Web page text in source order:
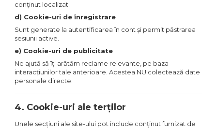
conținut localizat.
d) Cookie-uri de înregistrare
Sunt generate la autentificarea în cont și permit păstrarea
sesiunii active.
e) Cookie-uri de publicitate
Ne ajută să îți arătăm reclame relevante, pe baza
interacțiunilor tale anterioare. Acestea NU colectează date
personale directe.
4. Cookie-uri ale terților
Unele secțiuni ale site-ului pot include conținut furnizat de